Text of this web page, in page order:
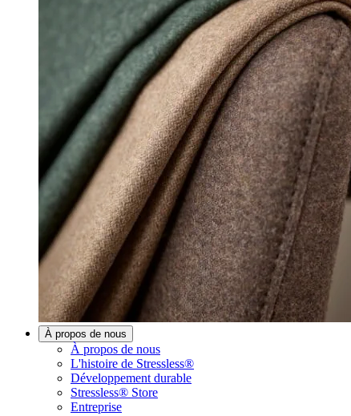
À propos de nous
À propos de nous
L'histoire de Stressless®
Développement durable
Stressless® Store
Entreprise